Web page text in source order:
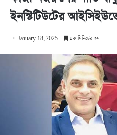
ইনস্টিটিউটের
January 18, 2025 এক মিনিটের কম